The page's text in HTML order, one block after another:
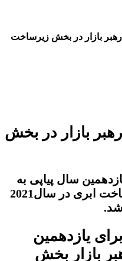
بازار در بخش زیرساخت
بازار در بخش
سال پیاپی به
عنوان رهبر بازار بخش زیرساخت ابری در سال2021
شد.
یازدهمین
بازار بخش